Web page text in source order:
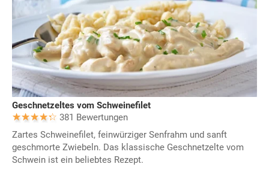
Geschnetzeltes vom Schweinefilet
381 Bewertungen
Zartes Schweinefilet, feinwürziger Senfrahm und sanft
geschmorte Zwiebeln. Das klassische Geschnetzelte vom
Schwein ist ein beliebtes Rezept.